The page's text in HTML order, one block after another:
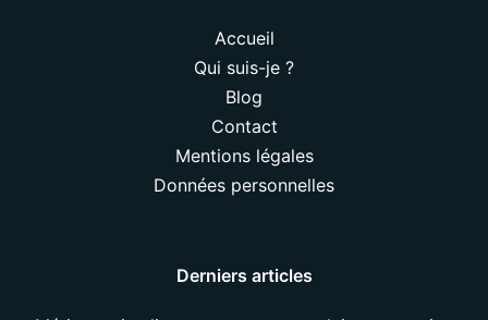
Accueil
Qui suis-je ?
Blog
Contact
Mentions légales
Données personnelles
Derniers articles